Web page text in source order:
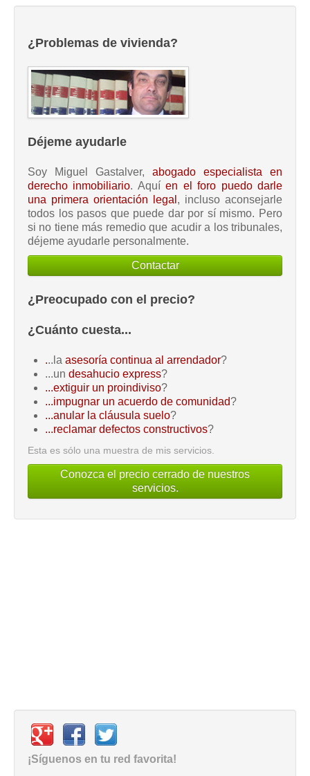
¿Problemas de vivienda?
Déjeme ayudarle
Soy Miguel Gastalver, abogado especialista en
derecho inmobiliario. Aquíen el foro puedo darle
una primera orientación legal , incluso aconsejarle
todos los pasos que puede dar por sí mismo. Pero
si no tiene más remedio que acudir a los tribunales,
déjeme ayudarle personalmente.
Contactar
¿Preocupado con el precio?
¿Cuánto cuesta...
...la asesoría continua al arrendador?
...un desahucio express?
...extiguir un proindiviso?
...impugnar un acuerdo de comunidad?
...anular la cláusula suelo?
...reclamar defectos constructivos?
Esta es sólo una muestra de mis servicios.
Conozca el precio cerrado de nuestros
servicios.
¡Síguenos en tu red favorita!